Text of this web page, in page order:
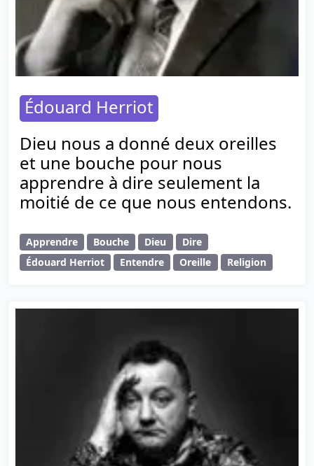
Édouard Herriot
Dieu nous a donné deux oreilles
et une bouche pour nous
apprendre à dire seulement la
moitié de ce que nous entendons.
Apprendre Bouche Dieu
Dire
Édouard Herriot
Entendre Oreille Religion